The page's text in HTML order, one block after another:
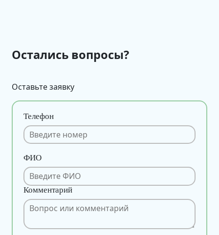
Остались вопросы?
Оставьте заявку
Телефон
ФИО
Комментарий